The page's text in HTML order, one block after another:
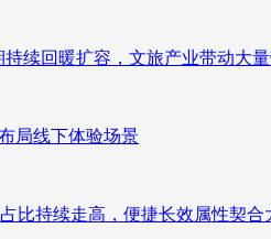
续回暖扩容，文旅产业带动大
局线下体验场景
比持续走高，便捷长效属性契合